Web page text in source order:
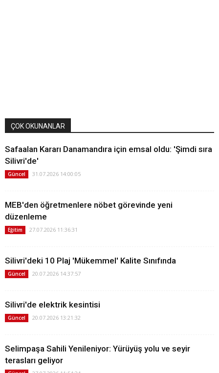
ÇOK OKUNANLAR
Safaalan Kararı Danamandıra için emsal oldu: 'Şimdi sıra
Silivri'de'
Güncel 31.07.2026 14:00:05
MEB'den öğretmenlere nöbet görevinde yeni
düzenleme
Eğitim 27.07.2026 11:36:31
Silivri'deki 10 Plaj 'Mükemmel' Kalite Sınıfında
Güncel 20.07.2026 14:37:57
Silivri'de elektrik kesintisi
Güncel 20.07.2026 13:21:32
Selimpaşa Sahili Yenileniyor: Yürüyüş yolu ve seyir
terasları geliyor